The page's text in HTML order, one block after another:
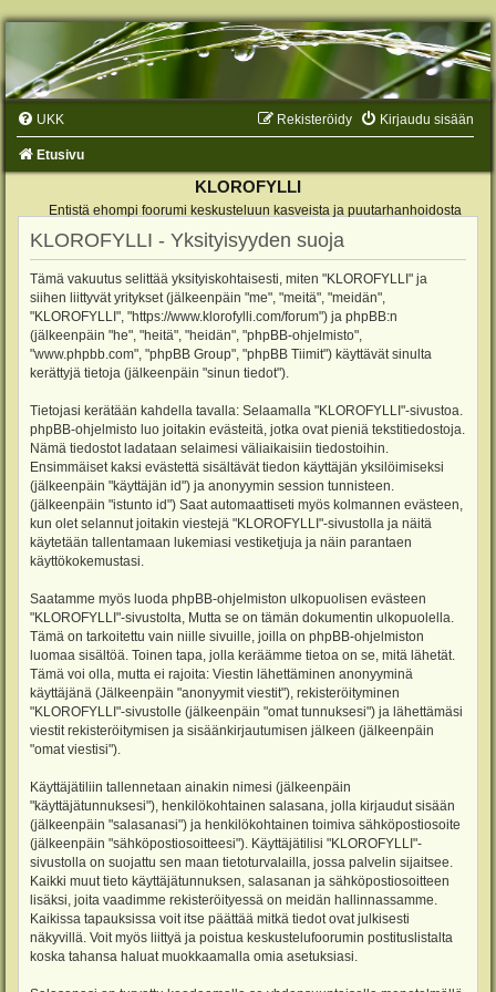
UKK Kirjaudu sisään
Rekisteröidy
Etusivu
KLOROFYLLI
Entistä ehompi foorumi keskusteluun kasveista ja puutarhanhoidosta
KLOROFYLLI - Yksityisyyden suoja
Tämä vakuutus selittää yksityiskohtaisesti, miten "KLOROFYLLI" ja
siihen liittyvät yritykset (jälkeenpäin "me", "meitä", "meidän",
"KLOROFYLLI", "https://www.klorofylli.com/forum") ja phpBB:n
(jälkeenpäin "he", "heitä", "heidän", "phpBB-ohjelmisto",
"www.phpbb.com", "phpBB Group", "phpBB Tiimit") käyttävät sinulta
kerättyjä tietoja (jälkeenpäin "sinun tiedot").
Tietojasi kerätään kahdella tavalla: Selaamalla "KLOROFYLLI"-sivustoa.
phpBB-ohjelmisto luo joitakin evästeitä, jotka ovat pieniä tekstitiedostoja.
Nämä tiedostot ladataan selaimesi väliaikaisiin tiedostoihin.
Ensimmäiset kaksi evästettä sisältävät tiedon käyttäjän yksilöimiseksi
(jälkeenpäin "käyttäjän id") ja anonyymin session tunnisteen.
(jälkeenpäin "istunto id") Saat automaattiseti myös kolmannen evästeen,
kun olet selannut joitakin viestejä "KLOROFYLLI"-sivustolla ja näitä
käytetään tallentamaan lukemiasi vestiketjuja ja näin parantaen
käyttökokemustasi.
Saatamme myös luoda phpBB-ohjelmiston ulkopuolisen evästeen
"KLOROFYLLI"-sivustolta, Mutta se on tämän dokumentin ulkopuolella.
Tämä on tarkoitettu vain niille sivuille, joilla on phpBB-ohjelmiston
luomaa sisältöä. Toinen tapa, jolla keräämme tietoa on se, mitä lähetät.
Tämä voi olla, mutta ei rajoita: Viestin lähettäminen anonyyminä
käyttäjänä (Jälkeenpäin "anonyymit viestit"), rekisteröityminen
"KLOROFYLLI"-sivustolle (jälkeenpäin "omat tunnuksesi") ja lähettämäsi
viestit rekisteröitymisen ja sisäänkirjautumisen jälkeen (jälkeenpäin
"omat viestisi").
Käyttäjätiliin tallennetaan ainakin nimesi (jälkeenpäin
"käyttäjätunnuksesi"), henkilökohtainen salasana, jolla kirjaudut sisään
(jälkeenpäin "salasanasi") ja henkilökohtainen toimiva sähköpostiosoite
(jälkeenpäin "sähköpostiosoitteesi"). Käyttäjätilisi "KLOROFYLLI"-
sivustolla on suojattu sen maan tietoturvalailla, jossa palvelin sijaitsee.
Kaikki muut tieto käyttäjätunnuksen, salasanan ja sähköpostiosoitteen
lisäksi, joita vaadimme rekisteröityessä on meidän hallinnassamme.
Kaikissa tapauksissa voit itse päättää mitkä tiedot ovat julkisesti
näkyvillä. Voit myös liittyä ja poistua keskustelufoorumin postituslistalta
koska tahansa haluat muokkaamalla omia asetuksiasi.